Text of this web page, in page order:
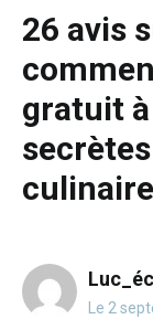
26 avis
gratuit
Le 2